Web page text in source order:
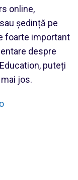
online,
ședință pe
foarte important
despre
puteți
jos.